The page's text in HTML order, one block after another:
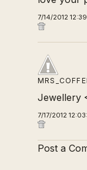
7/14/2012
Jewellery
7/17/2012
Post a